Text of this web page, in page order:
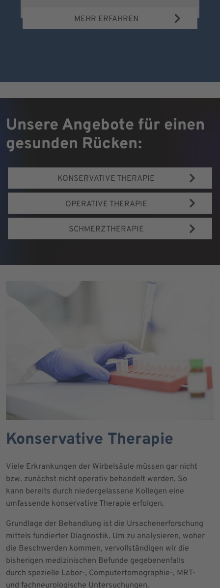
MEHR ERFAHREN
Unsere Angebote für einen
gesunden Rücken:
KONSERVATIVE THERAPIE
OPERATIVE THERAPIE
SCHMERZTHERAPIE
Konservative Therapie
Viele Erkrankungen der Wirbelsäule müssen gar nicht
bzw. zunächst nicht operativ behandelt werden. So
kann bereits durch niedergelassene Kollegen eine
umfassende konservative Therapie erfolgen.
Grundlage der Behandlung ist die Ursachenerforschung
mittels fundierter Diagnostik. Um zu analysieren, woher
die Beschwerden kommen, vervollständigen wir die
bisherigen medizinischen Befunde gegebenenfalls
durch spezielle Labor-, Computertomographie-, MRT-
und fachneurologische Untersuchungen.